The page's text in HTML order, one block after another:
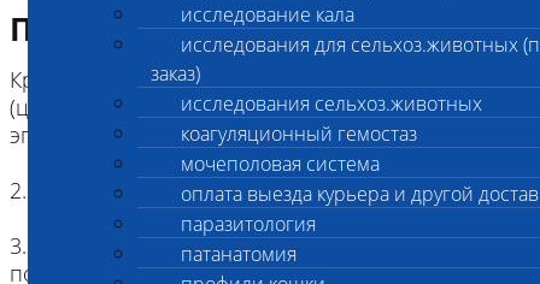
исследование кала
исследования для сельхоз.животных
заказ)
исследования сельхоз.животных
коагуляционный гемостаз
мочеполовая система
оплата выезда курьера и другой
паразитология
патанатомия
Подготовка к исследованию
Кровь (2 мл) в пробирке с антикоагулянтом.
(цитрат натрия, К3ЭДТА, К2ЭДТА) , буккальный
эпителий
2. Копия родословной (не обязательно)
3. Наличие клейма или чипа ( не обязательно,
под ответственность сдающего)